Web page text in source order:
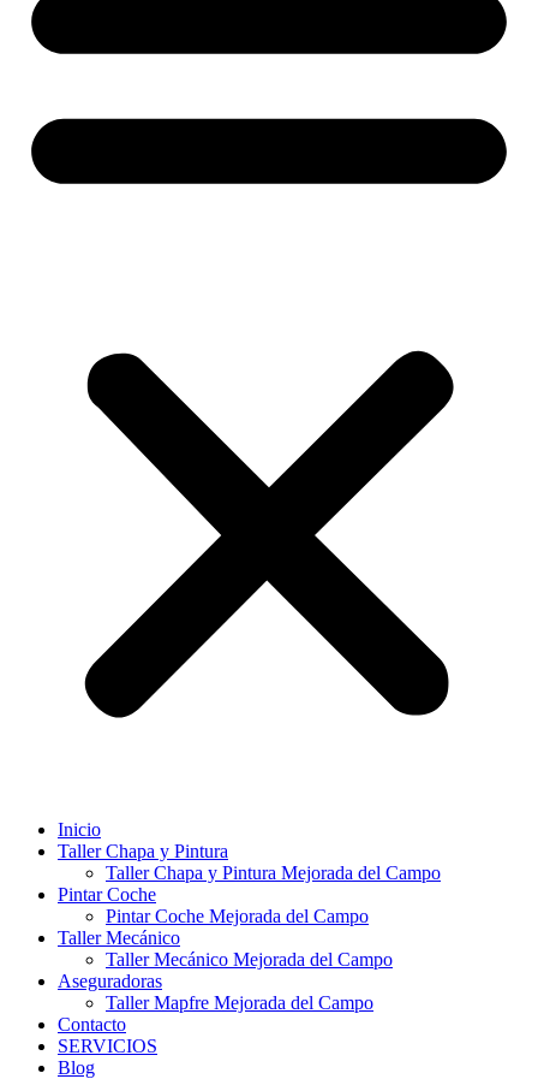
Inicio
Taller Chapa y Pintura
Taller Chapa y Pintura Mejorada del Campo
Pintar Coche
Pintar Coche Mejorada del Campo
Taller Mecánico
Taller Mecánico Mejorada del Campo
Aseguradoras
Taller Mapfre Mejorada del Campo
Contacto
SERVICIOS
Blog